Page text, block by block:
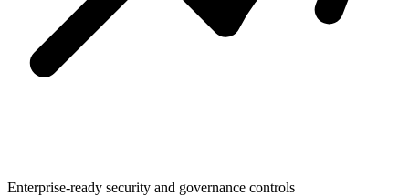
Enterprise-ready security and governance controls